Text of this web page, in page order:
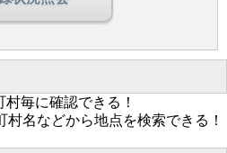
毎に確認できる！
名などから地点を検索できる！